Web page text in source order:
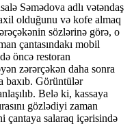
Səmədova adlı vətəndaş
olduğunu və kofe almaq
sözlərinə görə, o
çantasındakı mobil
öncə restoran
zərərçəkən daha sonra
baxıb. Görüntülər
Belə ki, kassaya
gözlədiyi zaman
çantaya salaraq içərisində